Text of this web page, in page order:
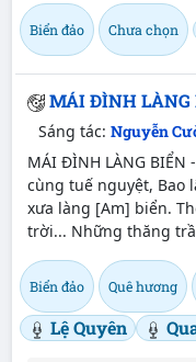
Biển đảo Chưa chọn
MÁI ĐÌNH LÀNG
Sáng tác: Nguyễn
MÁI ĐÌNH LÀNG
cùng tuế nguyệt, Bao
xưa làng [Am] biển.
trời... Những thăng
Biển đảo Quê hương
Lệ Quyên